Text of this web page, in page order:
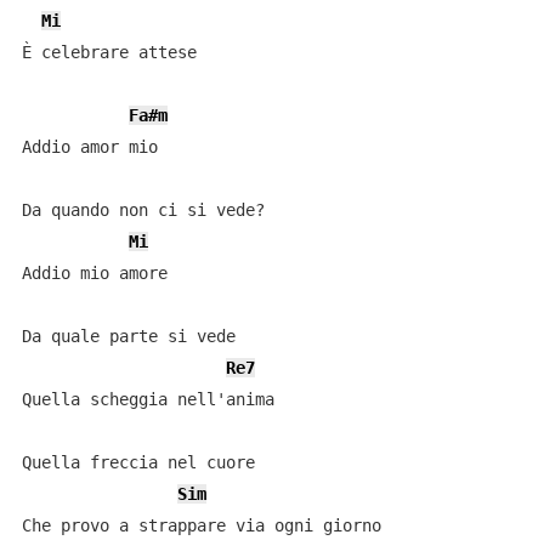
Mi
È celebrare attese
Fa#m
Addio amor mio
Da quando non ci si vede?
Mi
Addio mio amore
Da quale parte si vede
Re7
Quella scheggia nell'anima
Quella freccia nel cuore
Sim
Che provo a strappare via ogni giorno